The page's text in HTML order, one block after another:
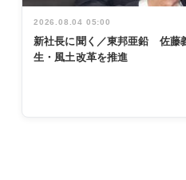
2026.08.04 05:00
新社長に聞く／東邦亜鉛 佐藤
生・風土改革を推進